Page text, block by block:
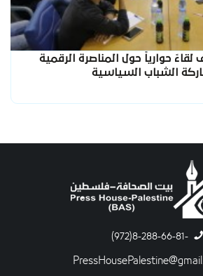
حوارياً حول المناصرة الرقمية
الشباب السياسية
-8-288-66-81(972)